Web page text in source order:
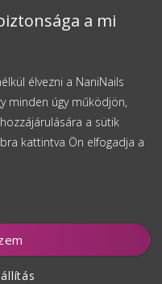
a mi
élvezni a NaniNails
minden úgy működjön,
a sütik
kattintva Ön elfogadja a